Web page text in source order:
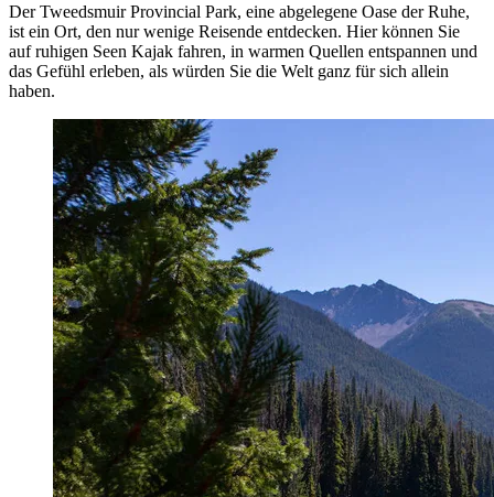
Der Tweedsmuir Provincial Park, eine abgelegene Oase der Ruhe,
ist ein Ort, den nur wenige Reisende entdecken. Hier können Sie
auf ruhigen Seen Kajak fahren, in warmen Quellen entspannen und
das Gefühl erleben, als würden Sie die Welt ganz für sich allein
haben.